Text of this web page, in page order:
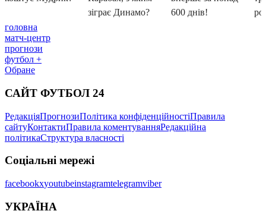
головна
матч-центр
прогнози
футбол +
Обране
САЙТ ФУТБОЛ 24
РедакціяПрогнозиПолітика конфіденційностіПравила
сайтуКонтактиПравила коментуванняРедакційна
політикаСтруктура власності
Соціальні мережі
facebookxyoutubeinstagramtelegramviber
УКРАЇНА